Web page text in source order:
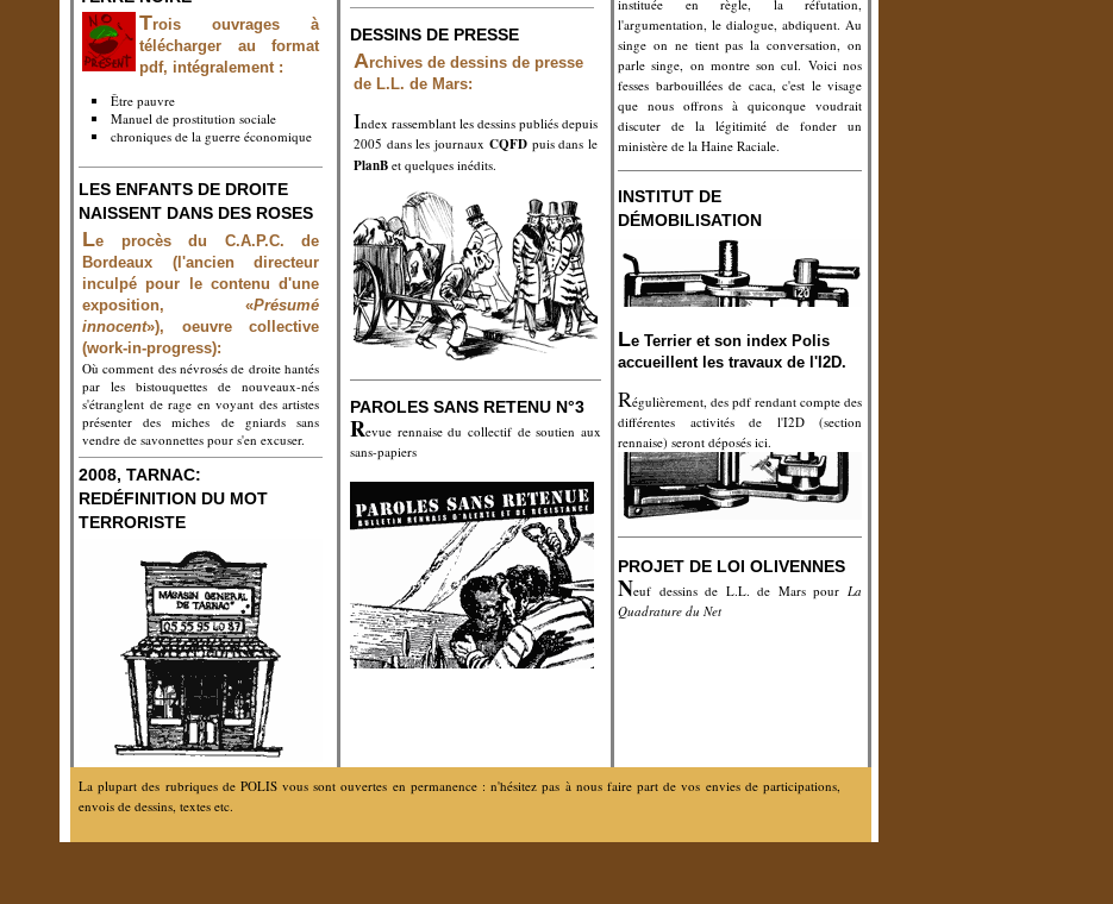
instituée en règle, la réfutation,
l'argumentation, le dialogue, abdiquent. Au
singe on ne tient pas la conversation, on
parle singe, on montre son cul. Voici nos
fesses barbouillées de caca, c'est le visage
que nous offrons à quiconque voudrait
discuter de la légitimité de fonder un
ministère de la Haine Raciale.
INSTITUT DE
DÉMOBILISATION
Le Terrier et son index Polis
accueillent les travaux de l'I2D.
Régulièrement, des pdf rendant compte des
différentes activités de l'I2D (section
rennaise) seront déposés ici.
PROJET DE LOI OLIVENNES
Neuf dessins de L.L. de Mars pour La
Quadrature du Net
Trois ouvrages à
télécharger au format
pdf, intégralement :
Être pauvre
Manuel de prostitution sociale
chroniques de la guerre économique
LES ENFANTS DE DROITE
NAISSENT DANS DES ROSES
Le procès du C.A.P.C. de
Bordeaux (l'ancien directeur
inculpé pour le contenu d'une
exposition, «Présumé
innocent»), oeuvre collective
(work-in-progress):
Où comment des névrosés de droite hantés
par les bistouquettes de nouveaux-nés
s'étranglent de rage en voyant des artistes
présenter des miches de gniards sans
vendre de savonnettes pour s'en excuser.
2008, TARNAC:
REDÉFINITION DU MOT
TERRORISTE
DESSINS DE PRESSE
Archives de dessins de presse
de L.L. de Mars:
Index rassemblant les dessins publiés depuis
2005 dans les journaux CQFDpuis dans le
PlanB et quelques inédits.
PAROLES SANS RETENU N°3
Revue rennaise du collectif de soutien aux
sans-papiers
La plupart des rubriques de POLIS vous sont ouvertes en permanence : n'hésitez pas à nous faire part de vos envies de participations,
envois de dessins, textes etc.